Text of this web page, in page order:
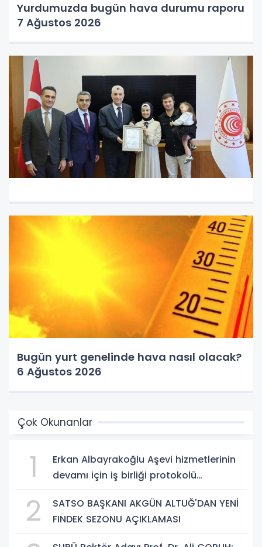
Yurdumuzda bugün hava durumu raporu
7 Ağustos 2026
Bugün yurt genelinde hava nasıl olacak?
6 Ağustos 2026
Çok Okunanlar
1
Erkan Albayrakoğlu Aşevi hizmetlerinin
devamı için iş birliği protokolü
2
SATSO BAŞKANI AKGÜN ALTUĞ'DAN YENİ
FINDEK SEZONU AÇIKLAMASI